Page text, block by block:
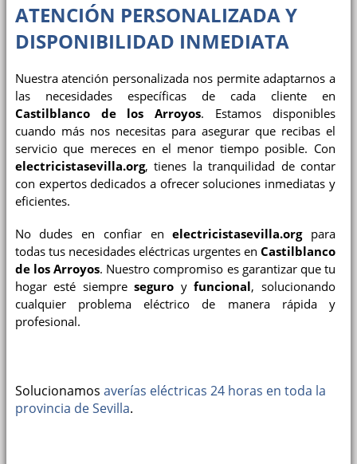
ATENCIÓN PERSONALIZADA Y
DISPONIBILIDAD INMEDIATA
Nuestra atención personalizada nos permite adaptarnos a
las necesidades específicas de cada cliente en
Castilblanco de los Arroyos. Estamos disponibles
cuando más nos necesitas para asegurar que recibas el
servicio que mereces en el menor tiempo posible. Con
electricistasevilla.org, tienes la tranquilidad de contar
con expertos dedicados a ofrecer soluciones inmediatas y
eficientes.
No dudes en confiar enelectricistasevilla.orgpara
todas tus necesidades eléctricas urgentes en Castilblanco
de los Arroyos. Nuestro compromiso es garantizar que tu
hogar esté siempreseguro yfuncional, solucionando
cualquier problema eléctrico de manera rápida y
profesional.
Solucionamos averías eléctricas 24 horas en toda la
provincia de Sevilla.